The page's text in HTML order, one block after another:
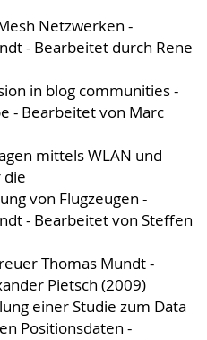
Netzwerken -
- Bearbeitet durch Rene
in blog communities -
- Bearbeitet von Marc
mittels WLAN und
die
von Flugzeugen -
- Bearbeitet von Steffen
Thomas Mundt -
Pietsch (2009)
einer Studie zum Data
Positionsdaten -